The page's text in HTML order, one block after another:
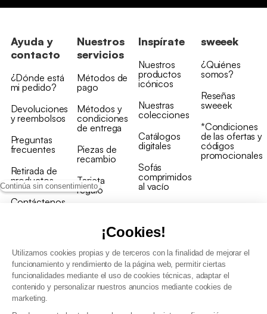
Continúa sin consentimiento
¡Cookies!
Utilizamos cookies propias y de terceros con la finalidad de mejorar el
funcionamiento y rendimiento de la página web, permitir ciertas
funcionalidades mediante el uso de cookies técnicas, adaptar el
contenido y personalizar nuestros anuncios mediante cookies de
marketing.
Ayuda y
contacto
¿Dónde está
mi pedido?
Devoluciones
y reembolsos
Preguntas
frecuentes
Retirada de
productos
Contáctenos
Nuestros
servicios
Métodos de
pago
Métodos y
condiciones
de entrega
Piezas de
recambio
Tarjeta
regalo
Inspírate
Nuestros
productos
icónicos
Nuestras
colecciones
Catálogos
digitales
Sofás
comprimidos
al vacío
sweeek
¿Quiénes
somos?
Reseñas
sweeek
*Condiciones
de las ofertas y
códigos
promocionales